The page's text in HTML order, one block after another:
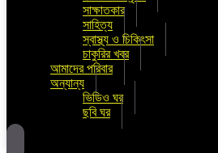
সাক্ষাতকার
সাহিত্য
স্বাস্থ্য ও চিকিৎসা
চাকুরির খবর
আমাদের পরিবার
অন্যান্য
ভিডিও ঘর
ছবি ঘর